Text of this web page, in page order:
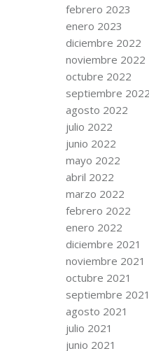
febrero 2023
enero 2023
diciembre 2022
noviembre 2022
octubre 2022
septiembre 2022
agosto 2022
julio 2022
junio 2022
mayo 2022
abril 2022
marzo 2022
febrero 2022
enero 2022
diciembre 2021
noviembre 2021
octubre 2021
septiembre 2021
agosto 2021
julio 2021
junio 2021